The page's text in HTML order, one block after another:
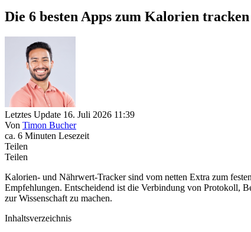
Die 6 besten Apps zum Kalorien tracken
Letztes Update 16. Juli 2026 11:39
Von Timon Bucher
ca. 6 Minuten Lesezeit
Teilen
Teilen
Kalorien- und Nährwert-Tracker sind vom netten Extra zum
Empfehlungen. Entscheidend ist die Verbindung von Protokoll,
zur Wissenschaft zu machen.
Inhaltsverzeichnis